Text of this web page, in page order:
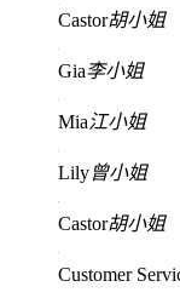
Castor胡小姐
Gia李小姐
Mia江小姐
Lily曾小姐
Castor胡小姐
Customer